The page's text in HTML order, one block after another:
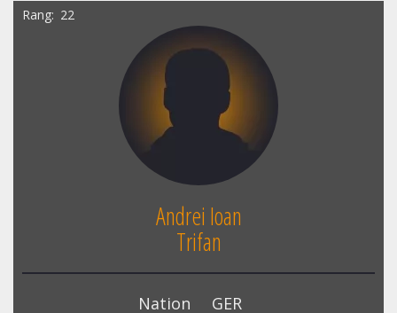
Rang 22
Andrei Ioan
Trifan
Nation
GER